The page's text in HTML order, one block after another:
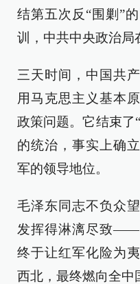
结第五次反“围剿”
训，中共中央政治局
三天时间，中国共
用马克思主义基本
政策问题。它结束了
的统治，事实上确
军的领导地位。
毛泽东同志不负众
发挥得淋漓尽致
终于让红军化险为
西北，最终燃向全中